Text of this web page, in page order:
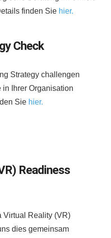
finden Sie hier.
Check
Strategy challengen
in Ihrer Organisation
Sie hier.
Readiness
Virtual Reality (VR)
dies gemeinsam